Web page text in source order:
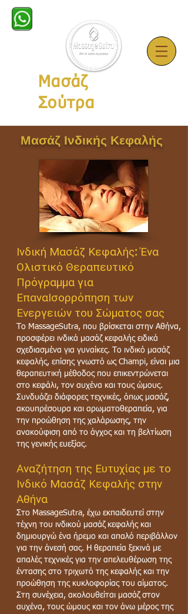
Μασάζ
Σούτρα
Μασάζ Ινδικής Κεφαλής
Ινδική Μασάζ Κεφαλής: Ένα
Ολιστικό Θεραπευτικό
Πρόγραμμα για
ΕπαναΙσορρόπηση των
Ενεργειών του Σώματος σας
Το MassageSutra, που βρίσκεται στην Αθήνα,
προσφέρει ινδικά μασάζ κεφαλής ειδικά
σχεδιασμένα για γυναίκες. Το ινδικό μασάζ
κεφαλής, επίσης γνωστό ως Champi, είναι μια
θεραπευτική μέθοδος που επικεντρώνεται
στο κεφάλι, τον αυχένα και τους ώμους.
Συνδυάζει διάφορες τεχνικές, όπως μασάζ,
ακουπρέσουρα και αρωματοθεραπεία, για
την προώθηση της χαλάρωσης, την
ανακούφιση από το άγχος και τη βελτίωση
της γενικής ευεξίας.
Αναζήτηση της Ευτυχίας με το
Ινδικό Μασάζ Κεφαλής στην
Αθήνα
Στο MassageSutra, έχω εκπαιδευτεί στην
τέχνη του ινδικού μασάζ κεφαλής και
δημιουργώ ένα ήρεμο και απαλό περιβάλλον
για την άνεσή σας. Η θεραπεία ξεκινά με
απαλές τεχνικές για την απελευθέρωση της
έντασης στο τριχωτό της κεφαλής και την
προώθηση της κυκλοφορίας του αίματος.
Στη συνέχεια, ακολουθείται μασάζ στον
αυχένα, τους ώμους και τον άνω μέρος της